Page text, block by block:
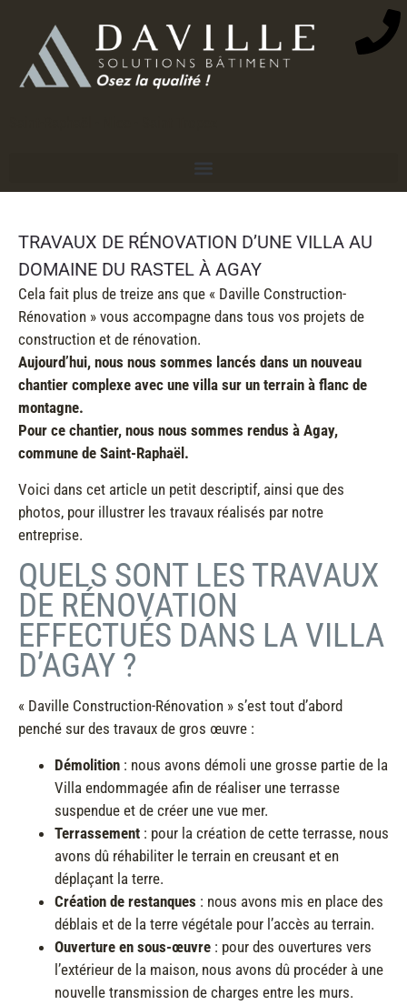
TRAVAUX DE RÉNOVATION D’UNE VILLA AU
DOMAINE DU RASTEL À AGAY
Cela fait plus de treize ans que « Daville Construction-
Rénovation » vous accompagne dans tous vos projets de
construction et de rénovation.
Aujourd’hui, nous nous sommes lancés dans un nouveau
chantier complexe avec une villa sur un terrain à flanc de
montagne.
Pour ce chantier, nous nous sommes rendus à Agay,
commune de Saint-Raphaël.
Voici dans cet article un petit descriptif, ainsi que des
photos, pour illustrer les travaux réalisés par notre
entreprise.
QUELS SONT LES TRAVAUX
DE RÉNOVATION
EFFECTUÉS DANS LA VILLA
D’AGAY ?
« Daville Construction-Rénovation » s’est tout d’abord
penché sur des travaux de gros œuvre :
Démolition : nous avons démoli une grosse partie de la
Villa endommagée afin de réaliser une terrasse
suspendue et de créer une vue mer.
Terrassement : pour la création de cette terrasse, nous
avons dû réhabiliter le terrain en creusant et en
déplaçant la terre.
Création de restanques : nous avons mis en place des
déblais et de la terre végétale pour l’accès au terrain.
Ouverture en sous-œuvre : pour des ouvertures vers
l’extérieur de la maison, nous avons dû procéder à une
nouvelle transmission de charges entre les murs.